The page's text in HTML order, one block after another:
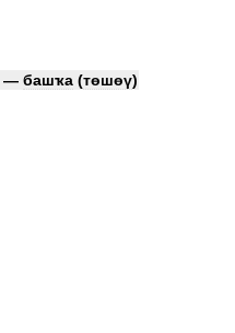
— башҡа (төшөү)